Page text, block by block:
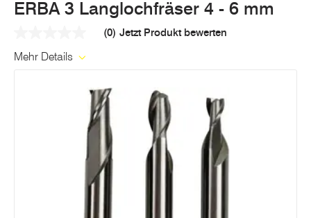
ERBA 3 Langlochfräser 4 - 6 mm
Link
(0) Jetzt Produkt bewerten
Mehr Details